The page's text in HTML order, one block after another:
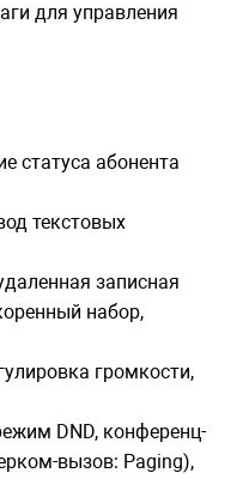
для управления
статуса абонента
текстовых
записная
набор,
громкости,
DND, конференц-
вызов: Paging),